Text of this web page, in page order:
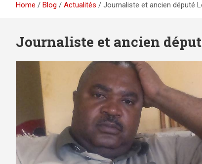
Home Blog Actualités Journaliste et ancien député
Journaliste et ancien